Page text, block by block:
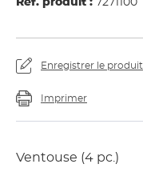
Réf. produit : 7271100
Enregistrer le produit
Imprimer
Ventouse (4 pc.)